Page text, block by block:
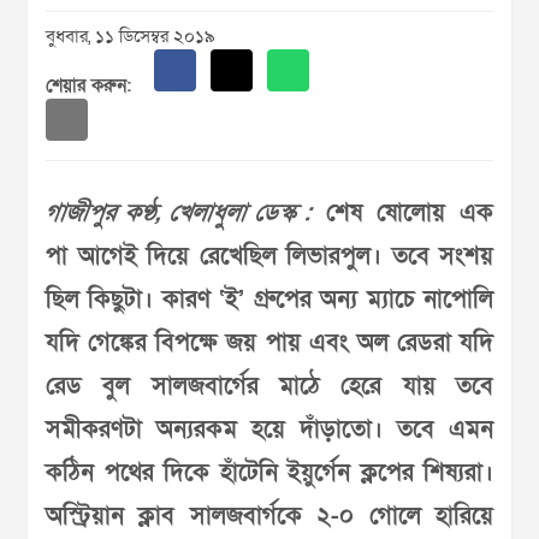
বুধবার, ১১ ডিসেম্বর ২০১৯
শেয়ার করুন:
গাজীপুর কণ্ঠ, খেলাধুলা ডেস্ক :শেষ ষোলোয় এক
পা আগেই দিয়ে রেখেছিল লিভারপুল। তবে সংশয়
ছিল কিছুটা। কারণ ‘ই’ গ্রুপের অন্য ম্যাচে নাপোলি
যদি গেঙ্কের বিপক্ষে জয় পায় এবং অল রেডরা যদি
রেড বুল সালজবার্গের মাঠে হেরে যায় তবে
সমীকরণটা অন্যরকম হয়ে দাঁড়াতো। তবে এমন
কঠিন পথের দিকে হাঁটেনি ইয়ুর্গেন ক্লপের শিষ্যরা।
অস্ট্রিয়ান ক্লাব সালজবার্গকে ২-০ গোলে হারিয়ে